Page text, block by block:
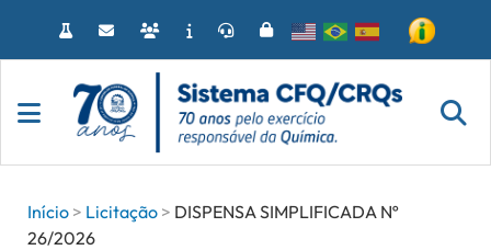
o
Início
Licitação
DISPENSA SIMPLIFICADA Nº
26/2026